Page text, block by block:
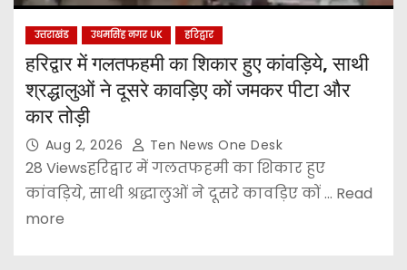
उत्तराखंड उधमसिंह नगर UK हरिद्वार
हरिद्वार में गलतफहमी का शिकार हुए कांवड़िये, साथी
श्रद्धालुओं ने दूसरे कावड़िए कों जमकर पीटा और
कार तोड़ी
Aug 2, 2026 Ten News One Desk
28 Viewsहरिद्वार में गलतफहमी का शिकार हुए
कांवड़िये, साथी श्रद्धालुओं ने दूसरे कावड़िए कों ... Read
more